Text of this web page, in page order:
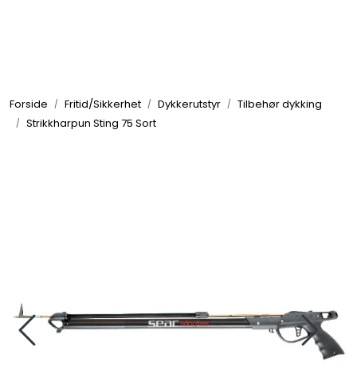
Forside Fritid/Sikkerhet Dykkerutstyr
Tilbehør dykking
Strikkharpun Sting 75 Sort
Elektrisk
Motor/Styring